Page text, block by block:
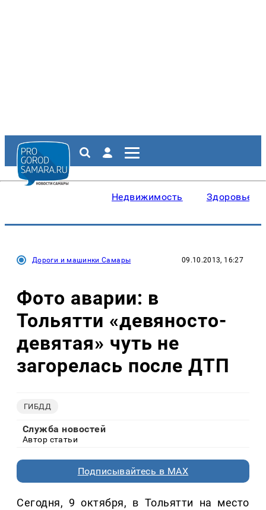
Недвижимость Здоровье
Дороги и машинки Самары 09.10.2013, 16:27
Фото аварии: в
Тольятти «девяносто-
девятая» чуть не
загорелась после ДТП
ГИБДД
Служба новостей
Автор статьи
Подписывайтесь в MAX
Сегодня, 9 октября, в Тольятти на место